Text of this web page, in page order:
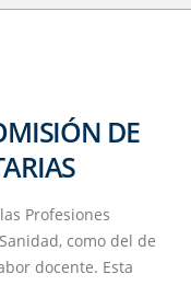
DE
Profesiones
como del de
docente. Esta